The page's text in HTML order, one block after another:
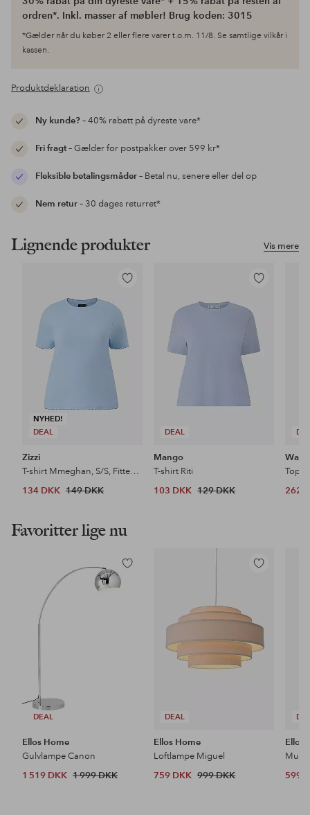
ordren*. Inkl. masser af møbler! Brug koden: 3015
*Gælder når du køber 2 eller flere varer t.o.m. 11/8. Se samtlige vilkår i
kassen.
Produktdeklaration
Ny kunde?– 40% rabatt på dyreste vare*
Fri fragt– Gælder for postpakker over 599 kr*
Fleksible betalingsmåder– Betal nu, senere eller del op
Nem retur– 30 dages returret*
Vis mere
Lignende produkter
NYHED!
DEAL
Tilføj
favoritter
Zizzi
T-shirt Mmeghan, S/S, Fitted Tee
134 DKK 149 DKK
DEAL
Tilføj
favoritter
Mango
T-shirt Riti
103 DKK 129 DKK
Top
262
Favoritter lige nu
DEAL
Tilføj
til
Ellos Home
Gulvlampe Canon
1 519 DKK 1 999 DKK
DEAL
Tilføj
Ellos Home
Loftlampe Miguel
759 DKK 999 DKK
Ellos
599